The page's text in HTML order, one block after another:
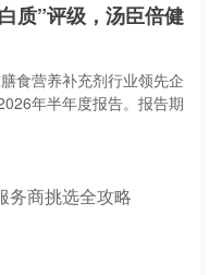
质”评级，汤臣倍健
食营养补充剂行业领先企
年半年度报告。报告期